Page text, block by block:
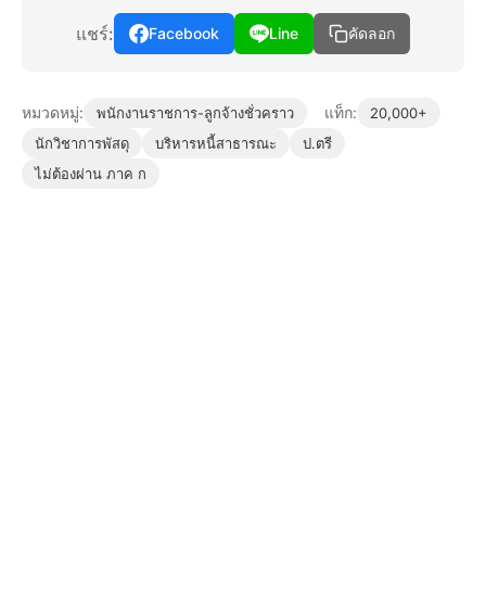
แชร์: Facebook Line คัดลอก
หมวดหมู่: พนักงานราชการ-ลูกจ้างชั่วคราว แท็ก:
20,000+
นักวิชาการพัสดุ
บริหารหนี้สาธารณะ
ป.ตรี
ไม่ต้องผ่าน ภาค ก